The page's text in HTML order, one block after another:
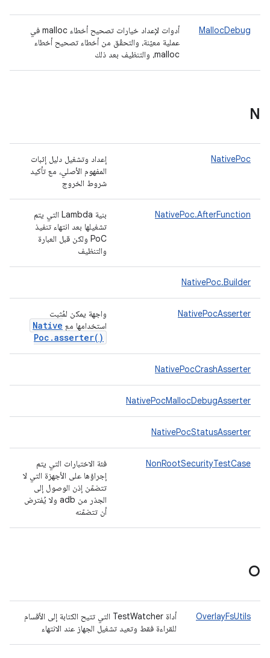
MallocDebug
أدوات لإعداد خيارات تصحيح أخطاء malloc في
عملية معيّنة، والتحقّق من أخطاء تصحيح أخطاء
malloc، والتنظيف بعد ذلك
N
NativePoc
إعداد وتشغيل دليل إثبات
المفهوم الأصلي، مع تأكيد
شروط الخروج
NativePoc.AfterFunction
بنية Lambda التي يتم
تشغيلها بعد انتهاء تنفيذ
PoC ولكن قبل العبارة
والتنظيف
NativePoc.Builder
NativePocAsserter
واجهة يمكن لمُثبت
استخدامها مع Native
Poc .asserter( )
NativePocCrashAsserter
NativePocMallocDebugAsserter
NativePocStatusAsserter
NonRootSecurityTestCase
فئة الاختبارات التي يتم
إجراؤها على الأجهزة التي لا
تتضمّن إذن الوصول إلى
الجذر من adb ولا يُفترض
أن تتضمّنه
O
OverlayFsUtils
أداة TestWatcher التي تتيح الكتابة إلى الأقسام
للقراءة فقط وتعيد تشغيل الجهاز عند الانتهاء